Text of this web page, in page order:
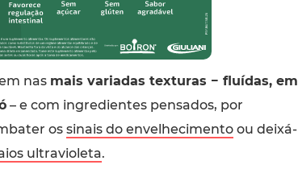
nas mais variadas texturas − fluídas, em
– e com ingredientes pensados, por
os sinais do envelhecimentoou deixá-
ultravioleta.